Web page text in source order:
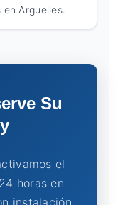
Arguelles.
Su
el
horas en
instalación